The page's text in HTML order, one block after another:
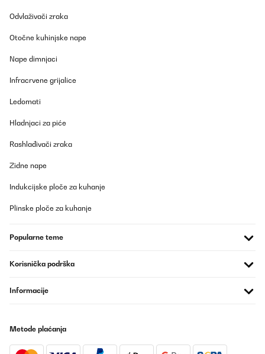
Odvlaživači zraka
Otočne kuhinjske nape
Nape dimnjaci
Infracrvene grijalice
Ledomati
Hladnjaci za piće
Rashlađivači zraka
Zidne nape
Indukcijske ploče za kuhanje
Plinske ploče za kuhanje
Popularne teme
Korisnička podrška
Informacije
Metode plaćanja